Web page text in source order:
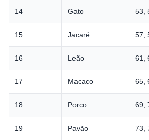
14 Gato 53,
15 Jacaré 57,
16 Leão 61,
17 Macaco 65,
18 Porco 69,
19 Pavão 73,